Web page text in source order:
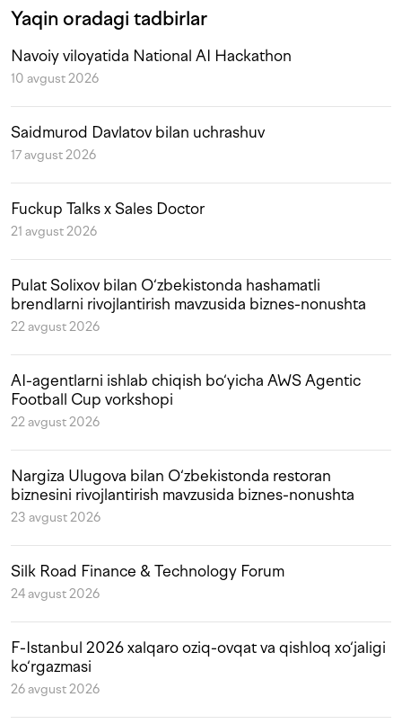
Yaqin oradagi tadbirlar
Navoiy viloyatida National AI Hackathon
10 avgust 2026
Saidmurod Davlatov bilan uchrashuv
17 avgust 2026
Fuckup Talks x Sales Doctor
21 avgust 2026
Pulat Solixov bilan O‘zbekistonda hashamatli
brendlarni rivojlantirish mavzusida biznes-nonushta
22 avgust 2026
AI-agentlarni ishlab chiqish bo‘yicha AWS Agentic
Football Cup vorkshopi
22 avgust 2026
Nargiza Ulugova bilan O‘zbekistonda restoran
biznesini rivojlantirish mavzusida biznes-nonushta
23 avgust 2026
Silk Road Finance & Technology Forum
24 avgust 2026
F-Istanbul 2026 xalqaro oziq-ovqat va qishloq xo‘jaligi
ko‘rgazmasi
26 avgust 2026